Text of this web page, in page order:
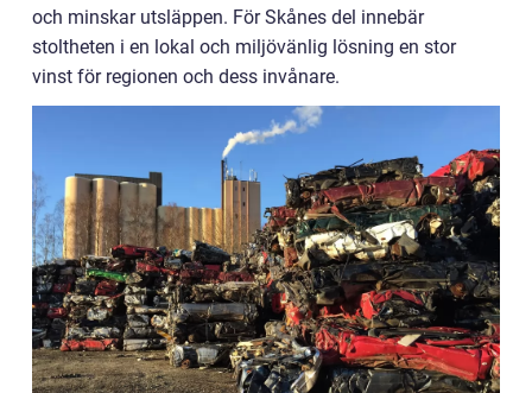
och minskar utsläppen. För Skånes del innebär
stoltheten i en lokal och miljövänlig lösning en stor
vinst för regionen och dess invånare.